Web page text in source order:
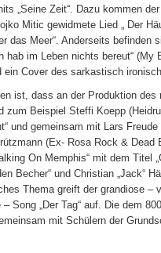
„Seine Zeit“. Dazu kommen
Mitic gewidmete Lied „ Der
das Meer“. Anderseits
hab im Leben nichts bereut“
Cover des sarkastisch
ist, dass an der Produktion
zum Beispiel Steffi Koepp
und gemeinsam mit Lars
(Ex- Rosa Rock &
On Memphis“ mit dem
Becher“ und Christian „Jack“
Thema greift der grandiose
Song „Der Tag“ auf. Die dem
mit Schülern der